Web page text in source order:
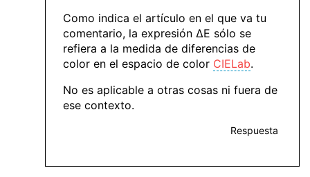
Como indica el artículo en el que va tu
comentario, la expresión ΔE sólo se
refiera a la medida de diferencias de
color en el espacio de color CIELab.
No es aplicable a otras cosas ni fuera de
ese contexto.
Respuesta